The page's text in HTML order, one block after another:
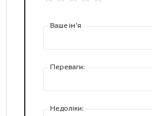
Ваше ім’я
Переваги:
Недоліки: